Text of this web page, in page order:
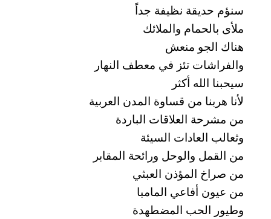
سنؤم حديقة نظيفة جداً
ملأى بالحمام والملائك
هناك الجو منعش
والفراشات تئز في معطف النهار
سيحبنا الله أكثر
لأنا هربنا من قساوة المدن العربية
من مشرحة العلاقات الباردة
وثعالب العادات السيئة
من القمل والوحل ورائحة المقابر
من صراخ المؤذن العبثي
من عيون أفاعي المامبا
وطيور الحب المضطهدة